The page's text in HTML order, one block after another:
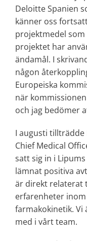
Deloitte Spanien
känner oss
projektmedel
projektet har
ändamål. I
någon
Europeiska
när
och jag bedömer
I augusti
Chief Medical
satt sig in i
lämnat positiva
är direkt relaterat
erfarenheter
farmakokinetik. Vi
med i vårt team.